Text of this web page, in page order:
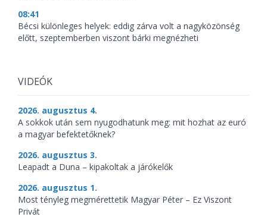
08:41
Bécsi különleges helyek: eddig zárva volt a nagyközönség
előtt, szeptemberben viszont bárki megnézheti
VIDEÓK
2026. augusztus 4.
A sokkok után sem nyugodhatunk meg: mit hozhat az euró
a magyar befektetőknek?
2026. augusztus 3.
Leapadt a Duna – kipakoltak a járókelők
2026. augusztus 1.
Most tényleg megmérettetik Magyar Péter – Ez Viszont
Privát